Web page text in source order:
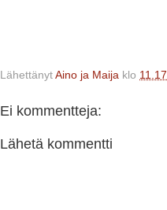
Lähettänyt Aino ja Maija klo 11.17
Ei kommentteja:
Lähetä kommentti